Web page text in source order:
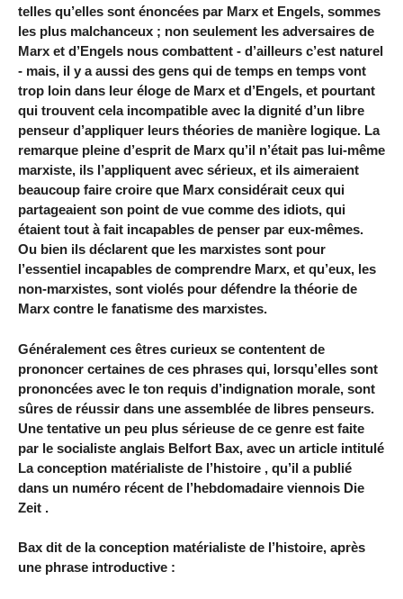
telles qu’elles sont énoncées par Marx et Engels, sommes
les plus malchanceux ; non seulement les adversaires de
Marx et d’Engels nous combattent - d’ailleurs c’est naturel
- mais, il y a aussi des gens qui de temps en temps vont
trop loin dans leur éloge de Marx et d’Engels, et pourtant
qui trouvent cela incompatible avec la dignité d’un libre
penseur d’appliquer leurs théories de manière logique. La
remarque pleine d’esprit de Marx qu’il n’était pas lui-même
marxiste, ils l’appliquent avec sérieux, et ils aimeraient
beaucoup faire croire que Marx considérait ceux qui
partageaient son point de vue comme des idiots, qui
étaient tout à fait incapables de penser par eux-mêmes.
Ou bien ils déclarent que les marxistes sont pour
l’essentiel incapables de comprendre Marx, et qu’eux, les
non-marxistes, sont violés pour défendre la théorie de
Marx contre le fanatisme des marxistes.
Généralement ces êtres curieux se contentent de
prononcer certaines de ces phrases qui, lorsqu’elles sont
prononcées avec le ton requis d’indignation morale, sont
sûres de réussir dans une assemblée de libres penseurs.
Une tentative un peu plus sérieuse de ce genre est faite
par le socialiste anglais Belfort Bax, avec un article intitulé
La conception matérialiste de l’histoire , qu’il a publié
dans un numéro récent de l’hebdomadaire viennois Die
Zeit .
Bax dit de la conception matérialiste de l’histoire, après
une phrase introductive :